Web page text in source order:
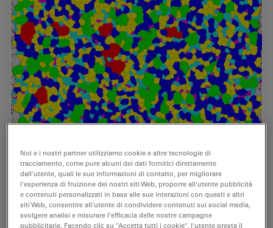
Inverted Microscopes for Grain Size Analysis:
Three Factors to Consider
Microscopic steel grain size analysis is useful in
determining the quality of steel alloys for a given
Noi e i nostri partner utilizziamo cookie e altre tecnologie di
tracciamento, come pure alcuni dei dati fornitici direttamente
dall'utente, quali le sue informazioni di contatto, per migliorare
l'esperienza di fruizione dei nostri siti Web, proporre all'utente pubblicità
e contenuti personalizzati in base alle sue interazioni con questi e altri
siti Web, consentire all'utente di condividere contenuti sui social media,
svolgere analisi e misurare l'efficacia delle nostre campagne
pubblicitarie. Facendo clic su "Accetta tutti i cookie", l'utente presta il